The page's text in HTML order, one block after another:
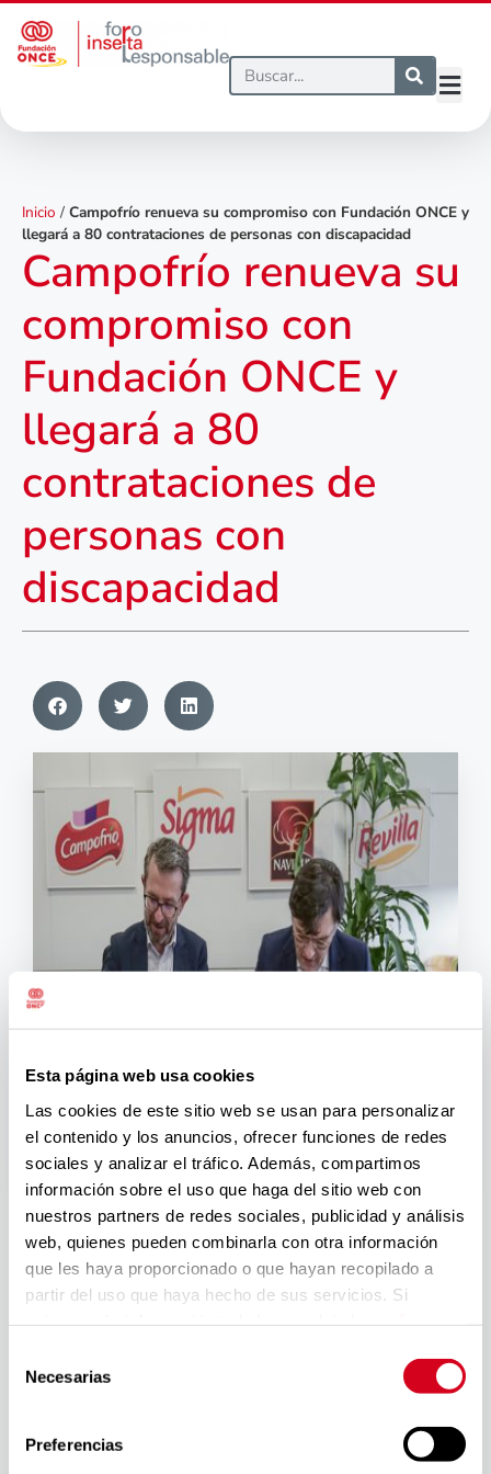
Esta página web usa cookies
Las cookies de este sitio web se usan para personalizar
el contenido y los anuncios, ofrecer funciones de redes
sociales y analizar el tráfico. Además, compartimos
información sobre el uso que haga del sitio web con
nuestros partners de redes sociales, publicidad y análisis
web, quienes pueden combinarla con otra información
que les haya proporcionado o que hayan recopilado a
partir del uso que haya hecho de sus servicios. Si
Necesarias
Preferencias
Inicio / Campofrío renueva su compromiso con Fundación ONCE y
llegará a 80 contrataciones de personas con discapacidad
Campofrío renueva su
compromiso con
Fundación ONCE y
llegará a 80
contrataciones de
personas con
discapacidad
El director general deCampofrío, Javier Dueñas, y el
vicepresidente ejecutivo deFundación ONCE, Alberto
Durán, han renovado por tercera vez el convenio
Inserta que suscribieron en los años 2013 y 2016 y
2021 y que, en esta ocasión, supondrá la contratación
de 20 personas con discapacidad durante los
contrataciones desde el inicio de la colaboración.
“desarrollar una sociedad más justa y equitativa exige